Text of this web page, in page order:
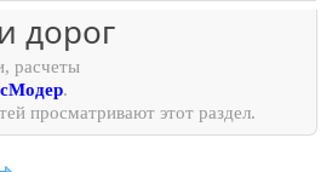
дорог
расчеты
.
просматривают этот раздел.